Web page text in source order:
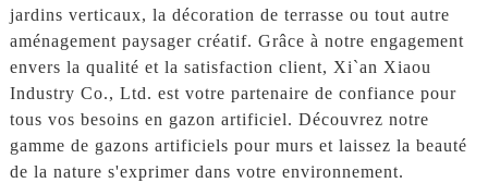
jardins verticaux, la décoration de terrasse ou tout autre
aménagement paysager créatif. Grâce à notre engagement
envers la qualité et la satisfaction client, Xi`an Xiaou
Industry Co., Ltd. est votre partenaire de confiance pour
tous vos besoins en gazon artificiel. Découvrez notre
gamme de gazons artificiels pour murs et laissez la beauté
de la nature s'exprimer dans votre environnement.